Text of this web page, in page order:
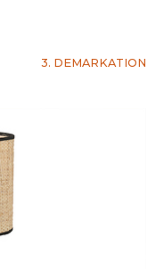
3. DEMARKATION